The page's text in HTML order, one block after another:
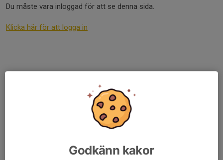
Du måste vara inloggad för att se denna sida.
Klicka här för att logga in
Godkänn kakor